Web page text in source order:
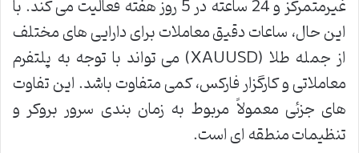
غیرمتمرکز و 24 ساعته در 5 روز هفته فعالیت می کند. با
این حال، ساعات دقیق معاملات برای دارایی های مختلف
از جمله طلا (XAUUSD) می تواند با توجه به پلتفرم
معاملاتی و کارگزار فارکس، کمی متفاوت باشد. این تفاوت
های جزئی معمولاً مربوط به زمان بندی سرور بروکر و
تنظیمات منطقه ای است.